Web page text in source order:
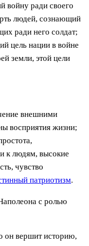
войну ради своего
людей, сознающий
ради него солдат;
цель нации в войне
земли, этой цели
внешними
восприятия жизни;
к людям, высокие
чувство
патриотизм.
с ролью
он вершит историю,